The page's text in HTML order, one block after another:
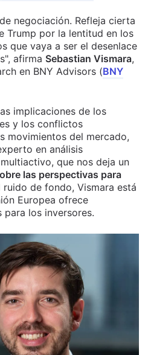
negociación. Refleja cierta
Trump por la lentitud en los
que vaya a ser el desenlace
afirma Sebastian Vismara,
en BNY Advisors (BNY
implicaciones de los
y los conflictos
movimientos del mercado,
en análisis
que nos deja un
las perspectivas para
ruido de fondo, Vismara está
Europea ofrece
los inversores.